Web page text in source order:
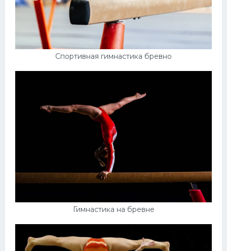
Спортивная гимнастика бревно
Гимнастика на бревне